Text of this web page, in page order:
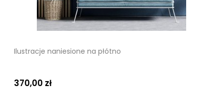
Ilustracje naniesione na płótno
370,00 zł